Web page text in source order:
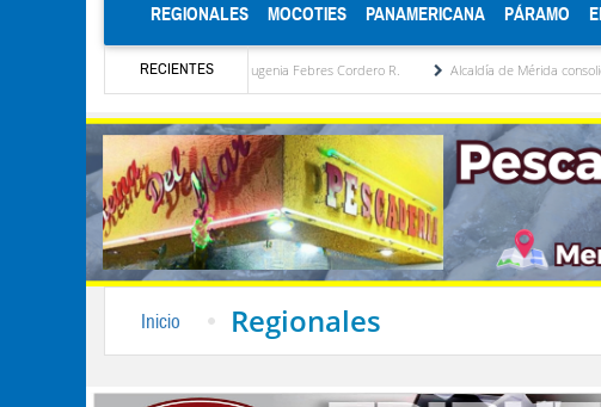
REGIONALES MOCOTIES PANAMERICANA PÁRAMO
RECIENTES
estratégica por María Eugenia Febres Cordero R. Alcaldía de Mérida consolida
Inicio Regionales